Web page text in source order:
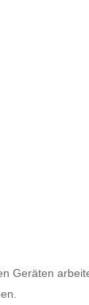
Geräten